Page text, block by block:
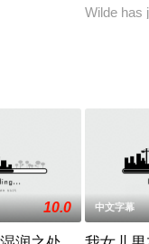
Wilde has
10.0 中文字幕